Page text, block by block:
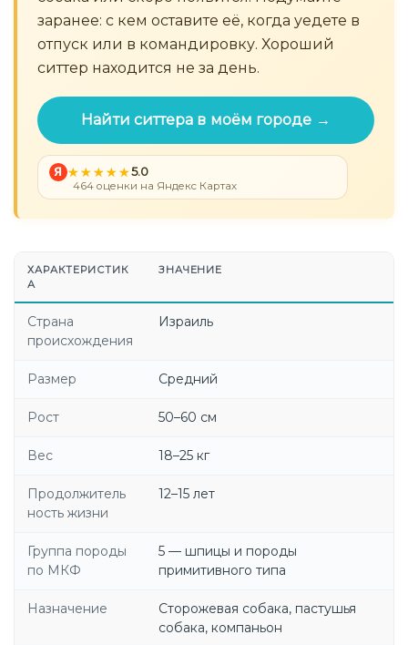
заранее: с кем оставите её, когда уедете в
отпуск или в командировку. Хороший
ситтер находится не за день.
Найти ситтера в моём городе →
Я 5.0
464 оценки на Яндекс Картах
ХАРАКТЕРИСТИК
А
ЗНАЧЕНИЕ
Страна
происхождения
Израиль
Размер Средний
Рост 50–60 см
Вес 18–25 кг
Продолжитель
ность жизни
12–15 лет
Группа породы
по МКФ
5 — шпицы и породы
примитивного типа
Назначение
Сторожевая собака, пастушья
собака, компаньон